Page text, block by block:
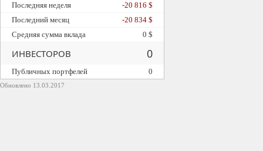
Обновлено 13.03.2017
Последняя неделя
-20 816 $
Последний месяц
-20 834 $
Средняя сумма вклада
0 $
ИНВЕСТОРОВ 0
Публичных портфелей 0